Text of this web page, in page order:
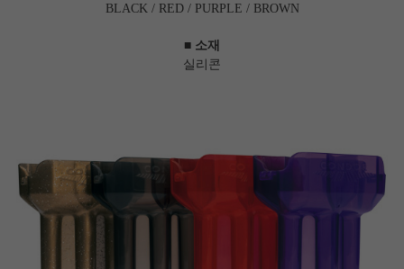
BLACK / RED / PURPLE / BROWN
■ 소재
실리콘